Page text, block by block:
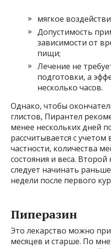
мягкое
Допустимость
зависимости от
пищи;
Лечение не
подготовки, а
несколько часов.
Однако, чтобы
глистов, Пирантел
менее нескольких дней
рассчитывается с учетом
частности, количества
состояния и веса.
следует начинать
недели после первого
Пиперазин
Это лекарство можно
месяцев и старше. По